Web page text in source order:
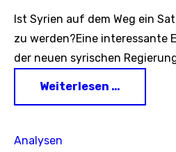
Ist Syrien auf dem Weg ein
zu werden?Eine interessante
der neuen syrischen
Weiterlesen …
Analysen